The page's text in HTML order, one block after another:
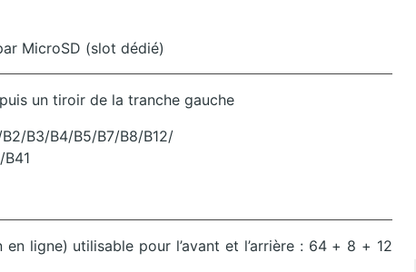
MicroSD (slot dédié)
un tiroir de la tranche gauche
B3/B4/B5/B7/B8/B12/
ligne) utilisable pour l’avant et l’arrière : 64 + 8 + 12